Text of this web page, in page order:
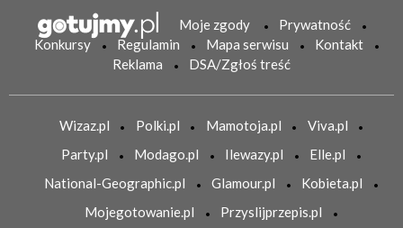
Moje zgody
Prywatność
Konkursy
Regulamin Mapa serwisu
Kontakt
Reklama
DSA/Zgłoś treść
Wizaz.pl Polki.pl Mamotoja.pl
Viva.pl
Party.pl
Modago.pl Ilewazy.pl
Elle.pl
National-Geographic.pl
Glamour.pl
Kobieta.pl
Mojegotowanie.pl
Przyslijprzepis.pl